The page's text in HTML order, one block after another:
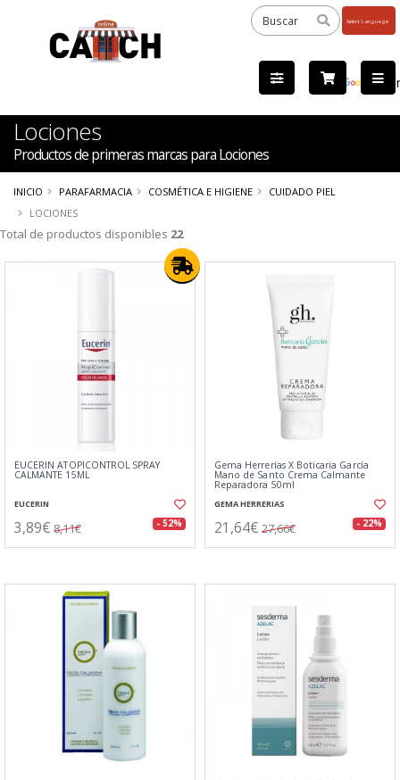
by
Lociones
Productos de primeras marcas para Lociones
INICIO PARAFARMACIA COSMÉTICA E HIGIENE
CUIDADO PIEL
LOCIONES
Total de productos disponibles 22
EUCERIN ATOPICONTROL SPRAY
CALMANTE 15ML
EUCERIN
3,89€ 8,11€ - 52%
Gema Herrerías X Boticaria García
Mano de Santo Crema Calmante
Reparadora 50ml
GEMA HERRERIAS
21,64€ 27,66€ - 22%